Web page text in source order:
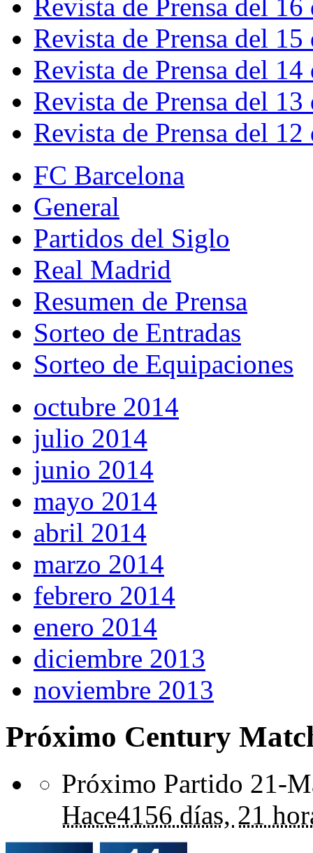
Revista de Prensa del
Revista de Prensa del
Revista de Prensa del
Revista de Prensa del
Revista de Prensa del
FC Barcelona
General
Partidos del Siglo
Real Madrid
Resumen de Prensa
Sorteo de Entradas
Sorteo de Equipaciones
octubre 2014
julio 2014
junio 2014
mayo 2014
abril 2014
marzo 2014
febrero 2014
enero 2014
diciembre 2013
noviembre 2013
Próximo Century
Próximo Partido 21-
Hace4156 días, 21